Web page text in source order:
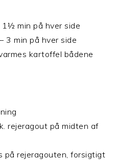
min på hver side
3 min på hver side
kartoffel bådene
rejeragout på midten af
på rejeragouten, forsigtigt